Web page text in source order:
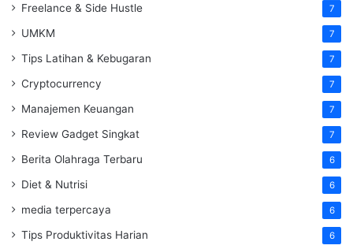
Freelance & Side Hustle 7
UMKM 7
Tips Latihan & Kebugaran 7
Cryptocurrency 7
Manajemen Keuangan 7
Review Gadget Singkat 7
Berita Olahraga Terbaru 6
Diet & Nutrisi 6
media terpercaya 6
Tips Produktivitas Harian 6